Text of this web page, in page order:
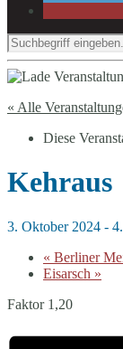
« Alle
Diese
Kehraus
3. Oktober 2024 -
« Berliner
Eisarsch »
Faktor 1,20